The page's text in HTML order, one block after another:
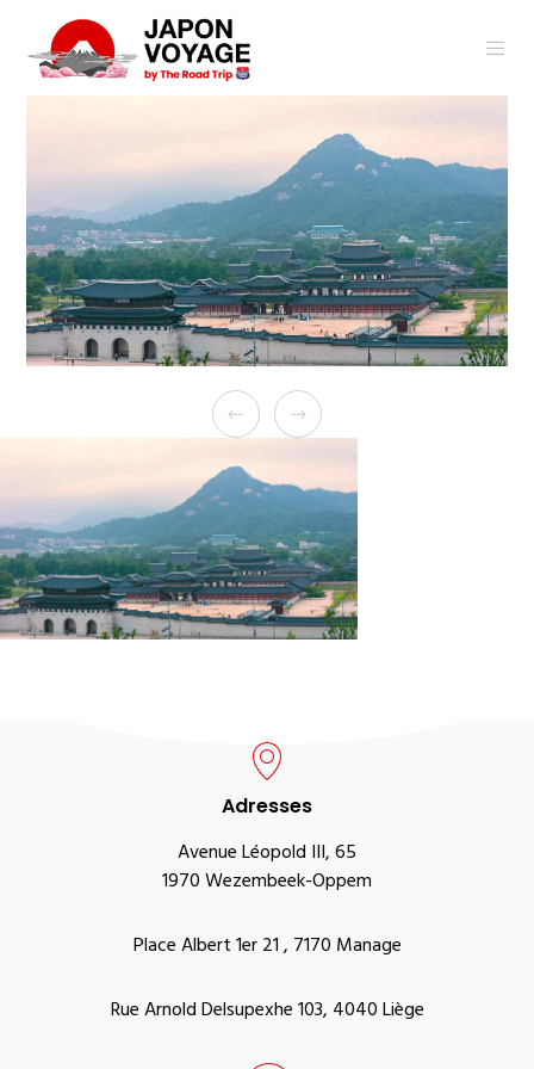
Adresses
Avenue Léopold III, 65
1970 Wezembeek-Oppem
Place Albert 1er 21 , 7170 Manage
Rue Arnold Delsupexhe 103, 4040 Liège